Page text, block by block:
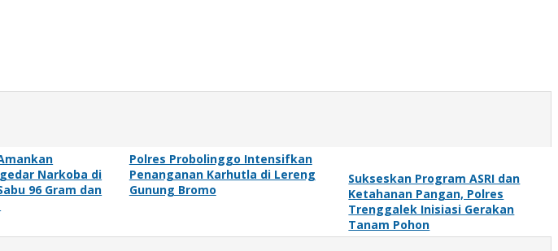
Narkoba di
96 Gram dan
Polres Probolinggo Intensifkan
Penanganan Karhutla di Lereng
Gunung Bromo
Sukseskan Program ASRI dan
Ketahanan Pangan, Polres
Trenggalek Inisiasi Gerakan
Tanam Pohon